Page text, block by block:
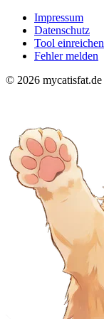
Impressum
Datenschutz
Tool einreichen
Fehler melden
© 2026 mycatisfat.de